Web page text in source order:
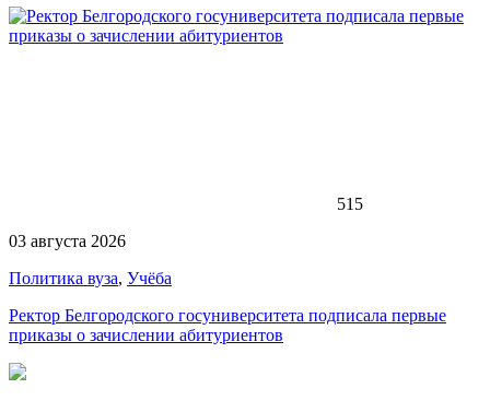
515
03 августа 2026
Политика вуза, Учёба
Ректор Белгородского госуниверситета подписала первые
приказы о зачислении абитуриентов